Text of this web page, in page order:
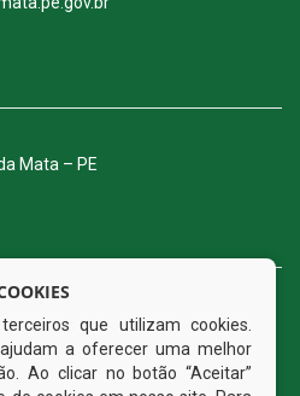
Mata – PE
que utilizam cookies.
a oferecer uma melhor
Ao clicar no botão “Aceitar”